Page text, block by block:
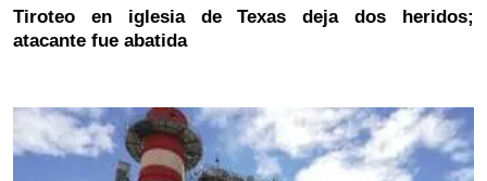
Tiroteo en iglesia de Texas deja dos heridos;
atacante fue abatida